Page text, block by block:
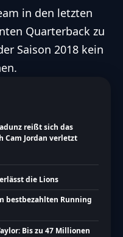
in den letzten
Quarterback zu
Saison 2018 kein
reißt sich das
Cam Jordan verletzt
die Lions
bestbezahlten Running
Bis zu 47 Millionen